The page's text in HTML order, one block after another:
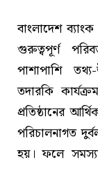
বাংলাদেশ
গুরুত্বপূর্ণ
পাশাপাশি
তদারকি
প্রতিষ্ঠানের
পরিচালনাগত
হয়। ফলে